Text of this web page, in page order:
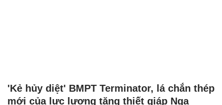
'Kẻ hủy diệt' BMPT Terminator, lá chắn thép
mới của lực lượng tăng thiết giáp Nga